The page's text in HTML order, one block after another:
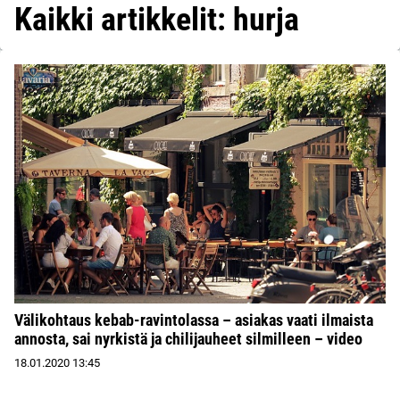
Kaikki artikkelit: hurja
Välikohtaus kebab-ravintolassa – asiakas vaati ilmaista
annosta, sai nyrkistä ja chilijauheet silmilleen – video
18.01.2020 13:45